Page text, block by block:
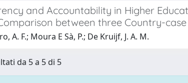
and Accountability in Higher
between three Country-
A. F.; Moura E Sà, P.; De Kruijf, J. A. M.
da 5 a 5 di 5